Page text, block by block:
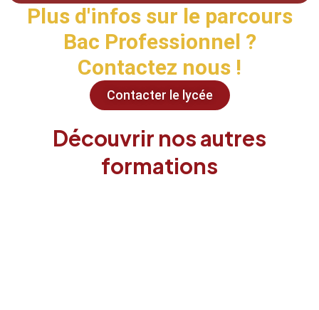
Plus d'infos sur le parcours
Bac Professionnel ?
Contactez nous !
Contacter le lycée
Découvrir nos autres
formations